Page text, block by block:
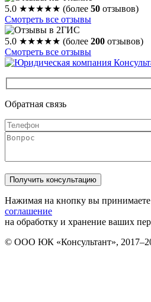
5.0 ★★★★★ (более 50 отзывов)
Смотреть все отзывы
5.0 ★★★★★ (более 200 отзывов)
Смотреть все отзывы
Обратная связь
Нажимая на кнопку вы принимаете
соглашение
на обработку и хранение ваших
© ООО ЮК «Консультант»,